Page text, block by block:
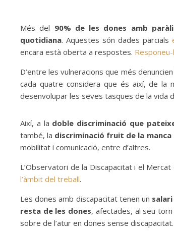
Més del 90% de les dones amb
quotidiana. Aquestes són dades parcials
encara està oberta a respostes. Responeu-
D’entre les vulneracions que més
cada quatre considera que és així, de la
desenvolupar les seves tasques de la vida
Així, a la doble discriminació que
també, la discriminació fruit de la
mobilitat i comunicació, entre d’altres.
L’Observatori de la Discapacitat i el
l’àmbit del treball.
Les dones amb discapacitat tenen un
resta de les dones, afectades, al seu
sobre de l’atur en dones sense discapacitat.